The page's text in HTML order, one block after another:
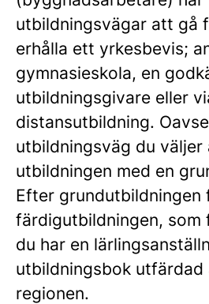
utbildningsvägar att gå
erhålla ett yrkesbevis;
gymnasieskola, en
utbildningsgivare eller
distansutbildning.
utbildningsväg du väljer
utbildningen med en
Efter grundutbildningen
färdigutbildningen,
du har en
utbildningsbok utfärdad
regionen.